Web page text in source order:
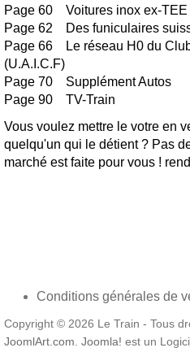
Page 60 Voitures inox ex-TEE
Page 62 Des funiculaires
Page 66 Le réseau H0 du
(U.A.I.C.F)
Page 70 Supplément Autos
Page 90 TV-Train
Vous voulez mettre le votre en
quelqu'un qui le détient ? Pas
marché est faite pour vous !
Conditions générales de
Copyright © 2026 Le Train - Tous
JoomlArt.com Joomla! est un